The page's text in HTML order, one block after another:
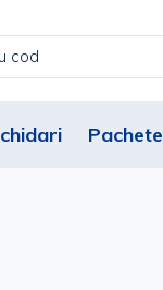
Pachete